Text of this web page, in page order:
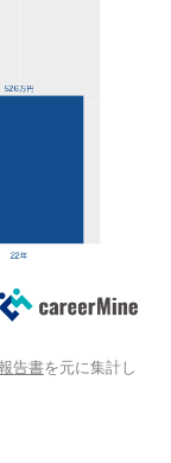
告書を元に集計し